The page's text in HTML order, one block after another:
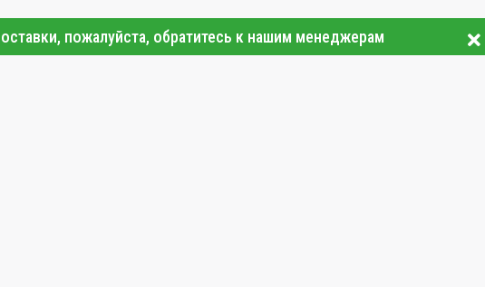
пожалуйста, обратитесь к нашим менеджерам